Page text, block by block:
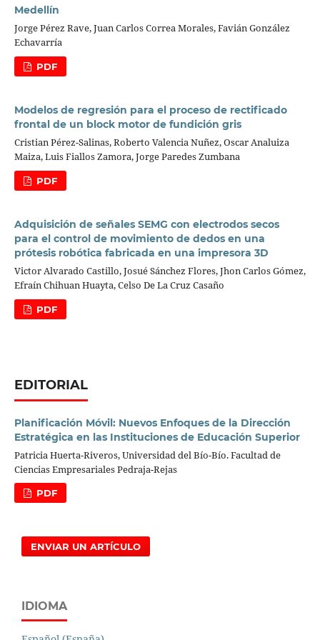
Medellín
Jorge Pérez Rave, Juan Carlos Correa Morales, Favián González
Echavarría
PDF
Modelos de regresión para el proceso de rectificado
frontal de un block motor de fundición gris
Cristian Pérez-Salinas, Roberto Valencia Nuñez, Oscar Analuiza
Maiza, Luis Fiallos Zamora, Jorge Paredes Zumbana
PDF
Adquisición de señales SEMG con electrodos secos
para el control de movimiento de dedos en una
prótesis robótica fabricada en una impresora 3D
Victor Alvarado Castillo, Josué Sánchez Flores, Jhon Carlos Gómez,
Efraín Chihuan Huayta, Celso De La Cruz Casaño
PDF
EDITORIAL
Planificación Móvil: Nuevos Enfoques de la Dirección
Estratégica en las Instituciones de Educación Superior
Patricia Huerta-Riveros, Universidad del Bío-Bío. Facultad de
Ciencias Empresariales Pedraja-Rejas
PDF
ENVIAR UN ARTÍCULO
IDIOMA